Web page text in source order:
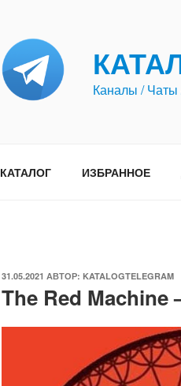
Каналы /
КАТАЛОГ ИЗБРАННОЕ
ОПУБЛИКОВАНО
31.05.2021 АВТОР: KATALOGTELEGRAM
The Red